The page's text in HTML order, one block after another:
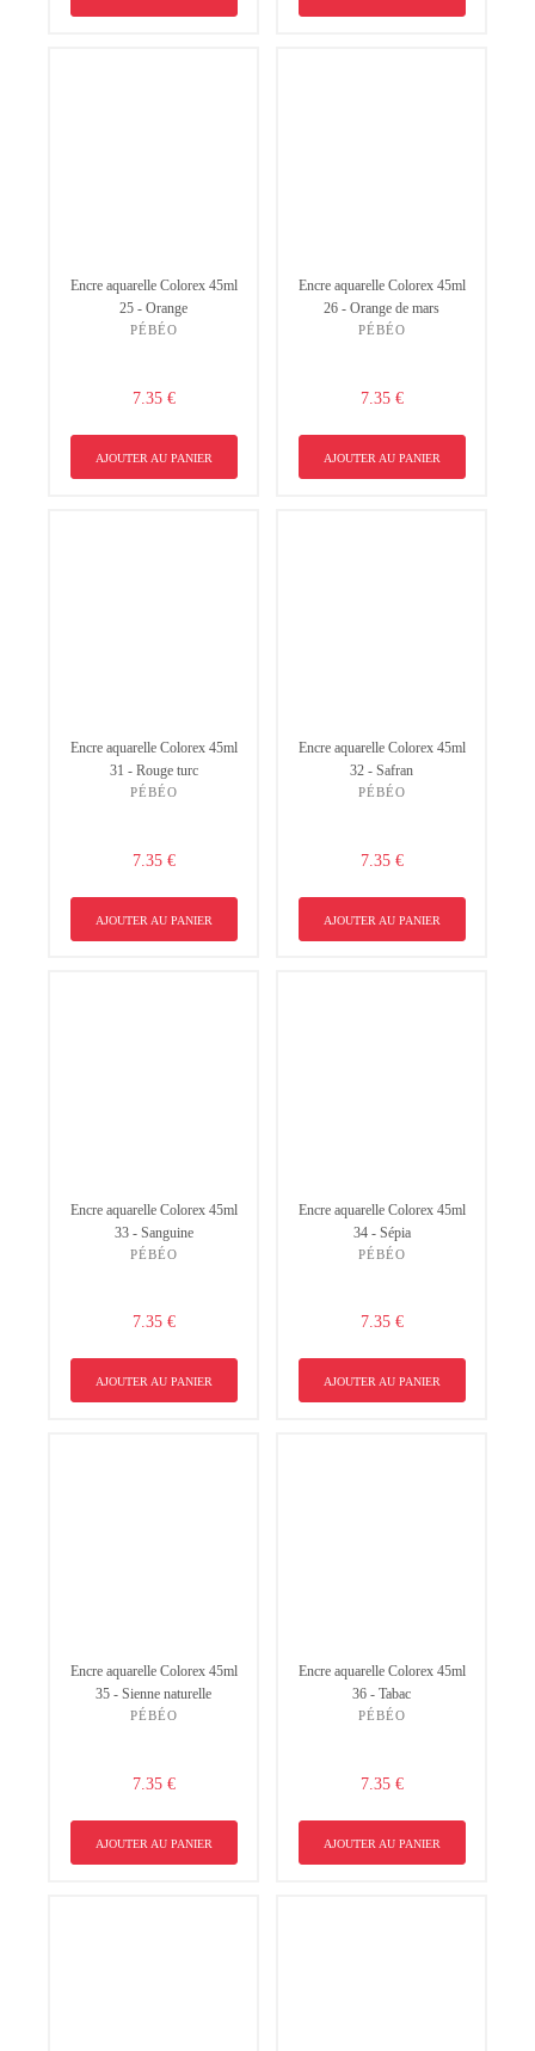
Encre aquarelle Colorex 45ml
25 - Orange
PÉBÉO
7.35 €
AJOUTER AU PANIER
Encre aquarelle Colorex 45ml
26 - Orange de mars
PÉBÉO
7.35 €
AJOUTER AU PANIER
Encre aquarelle Colorex 45ml
31 - Rouge turc
PÉBÉO
7.35 €
AJOUTER AU PANIER
Encre aquarelle Colorex 45ml
32 - Safran
PÉBÉO
7.35 €
AJOUTER AU PANIER
Encre aquarelle Colorex 45ml
33 - Sanguine
PÉBÉO
7.35 €
AJOUTER AU PANIER
Encre aquarelle Colorex 45ml
34 - Sépia
PÉBÉO
7.35 €
AJOUTER AU PANIER
Encre aquarelle Colorex 45ml
35 - Sienne naturelle
PÉBÉO
7.35 €
AJOUTER AU PANIER
Encre aquarelle Colorex 45ml
36 - Tabac
PÉBÉO
7.35 €
AJOUTER AU PANIER